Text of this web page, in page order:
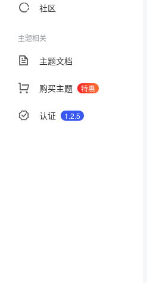
社区
主题相关
主题文档
购买主题 特惠
认证 1.2.5